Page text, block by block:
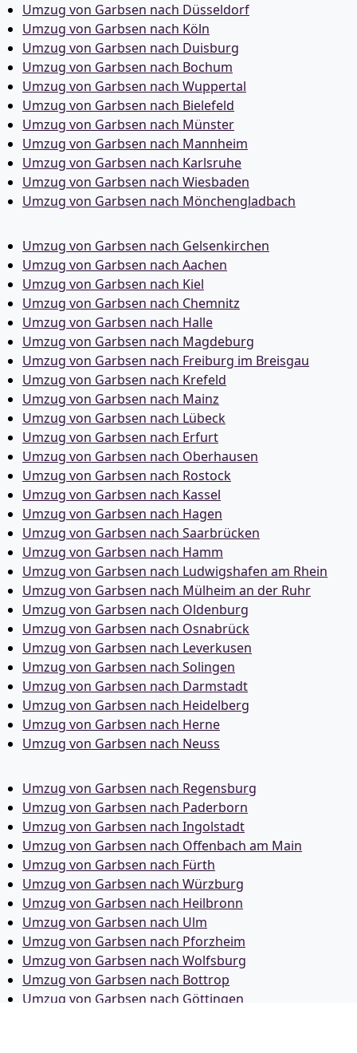
Umzug von Garbsen nach Düsseldorf
Umzug von Garbsen nach Köln
Umzug von Garbsen nach Duisburg
Umzug von Garbsen nach Bochum
Umzug von Garbsen nach Wuppertal
Umzug von Garbsen nach Bielefeld
Umzug von Garbsen nach Münster
Umzug von Garbsen nach Mannheim
Umzug von Garbsen nach Karlsruhe
Umzug von Garbsen nach Wiesbaden
Umzug von Garbsen nach Mönchen­gladbach
Umzug von Garbsen nach Gelsenkirchen
Umzug von Garbsen nach Aachen
Umzug von Garbsen nach Kiel
Umzug von Garbsen nach Chemnitz
Umzug von Garbsen nach Halle
Umzug von Garbsen nach Magdeburg
Umzug von Garbsen nach Freiburg im Breisgau
Umzug von Garbsen nach Krefeld
Umzug von Garbsen nach Mainz
Umzug von Garbsen nach Lübeck
Umzug von Garbsen nach Erfurt
Umzug von Garbsen nach Oberhausen
Umzug von Garbsen nach Rostock
Umzug von Garbsen nach Kassel
Umzug von Garbsen nach Hagen
Umzug von Garbsen nach Saarbrücken
Umzug von Garbsen nach Hamm
Umzug von Garbsen nach Ludwigshafen am Rhein
Umzug von Garbsen nach Mülheim an der Ruhr
Umzug von Garbsen nach Oldenburg
Umzug von Garbsen nach Osnabrück
Umzug von Garbsen nach Leverkusen
Umzug von Garbsen nach Solingen
Umzug von Garbsen nach Darmstadt
Umzug von Garbsen nach Heidelberg
Umzug von Garbsen nach Herne
Umzug von Garbsen nach Neuss
Umzug von Garbsen nach Regensburg
Umzug von Garbsen nach Paderborn
Umzug von Garbsen nach Ingolstadt
Umzug von Garbsen nach Offenbach am Main
Umzug von Garbsen nach Fürth
Umzug von Garbsen nach Würzburg
Umzug von Garbsen nach Heilbronn
Umzug von Garbsen nach Ulm
Umzug von Garbsen nach Pforzheim
Umzug von Garbsen nach Wolfsburg
Umzug von Garbsen nach Bottrop
Umzug von Garbsen nach Göttingen